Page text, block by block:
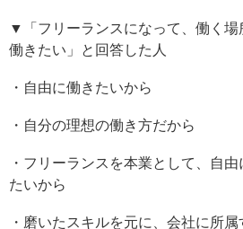
▼「フリーランスになって、働く場
働きたい」と回答した人
・自由に働きたいから
・自分の理想の働き方だから
・フリーランスを本業として、自
たいから
・磨いたスキルを元に、会社に所